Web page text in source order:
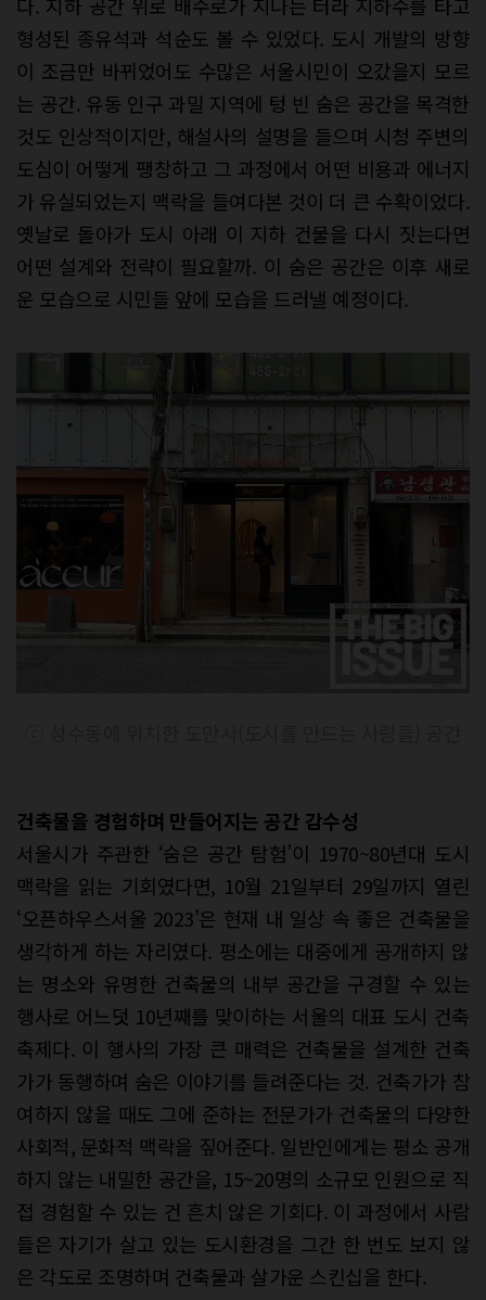
형성된 종유석과 석순도 볼 수 있었다. 도시 개발의 방향
이 조금만 바뀌었어도 수많은 서울시민이 오갔을지 모르
는 공간. 유동 인구 과밀 지역에 텅 빈 숨은 공간을 목격한
것도 인상적이지만, 해설사의 설명을 들으며 시청 주변의
도심이 어떻게 팽창하고 그 과정에서 어떤 비용과 에너지
가 유실되었는지 맥락을 들여다본 것이 더 큰 수확이었다.
옛날로 돌아가 도시 아래 이 지하 건물을 다시 짓는다면
어떤 설계와 전략이 필요할까. 이 숨은 공간은 이후 새로
운 모습으로 시민들 앞에 모습을 드러낼 예정이다.
건축물을 경험하며 만들어지는 공간 감수성
서울시가 주관한 ‘숨은 공간 탐험’이 1970~80년대 도시
맥락을 읽는 기회였다면, 10월 21일부터 29일까지 열린
‘오픈하우스서울 2023’은 현재 내 일상 속 좋은 건축물을
생각하게 하는 자리였다. 평소에는 대중에게 공개하지 않
는 명소와 유명한 건축물의 내부 공간을 구경할 수 있는
행사로 어느덧 10년째를 맞이하는 서울의 대표 도시 건축
축제다. 이 행사의 가장 큰 매력은 건축물을 설계한 건축
가가 동행하며 숨은 이야기를 들려준다는 것. 건축가가 참
여하지 않을 때도 그에 준하는 전문가가 건축물의 다양한
사회적, 문화적 맥락을 짚어준다. 일반인에게는 평소 공개
하지 않는 내밀한 공간을, 15~20명의 소규모 인원으로 직
접 경험할 수 있는 건 흔치 않은 기회다. 이 과정에서 사람
들은 자기가 살고 있는 도시환경을 그간 한 번도 보지 않
은 각도로 조명하며 건축물과 살가운 스킨십을 한다.